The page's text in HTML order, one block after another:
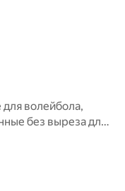
волейбола,
без выреза для